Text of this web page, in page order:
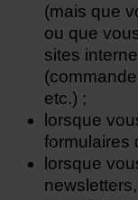
(mais que
ou que
sites
etc.) ;
lorsque
formulaires
lorsque